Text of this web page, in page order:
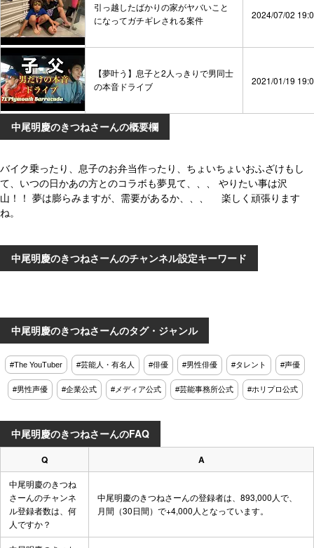
引っ越したばかりの家がヤバいこと
になってガチギレされる案件
2024/07/02
【夢叶う】息子と2人っきりで男同士
の本音ドライブ
2021/01/19
中尾明慶のきつねさーんの概要欄
バイク乗ったり、息子のお弁当作ったり、ちょいちょいおふざけもし
て、いつの日かあの方とのコラボも夢見て、、、 やりたい事は沢
山！！ 夢は膨らみますが、需要があるか、、、 楽しく頑張ります
ね。
中尾明慶のきつねさーんのチャンネル設定キーワード
中尾明慶のきつねさーんのタグ・ジャンル
#The YouTuber #芸能人・有名人 #俳優 #男性俳優 #タレント #声優
#男性声優 #企業公式 #メディア公式 #芸能事務所公式 #ホリプロ公式
中尾明慶のきつねさーんのFAQ
Q A
中尾明慶のきつね
さーんのチャンネ
ル登録者数は、何
人ですか？
中尾明慶のきつねさーんの登録者は、893,000人で、
月間（30日間）で+4,000人となっています。